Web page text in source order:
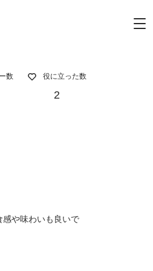
数 役に立った数
2
や味わいも良いで